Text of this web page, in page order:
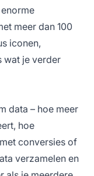
meer dan 100
iconen,
wat je verder
data – hoe meer
hoe
conversies of
verzamelen en